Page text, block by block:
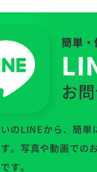
簡単・
お
のLINEから、簡単
。写真や動画での
す。